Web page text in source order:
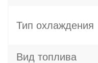
Тип охлаждения
Вид топлива